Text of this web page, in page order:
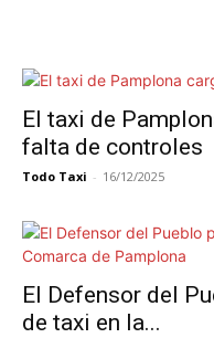
El taxi de
falta de controles
Todo Taxi - 16/12/2025
El Defensor del
de taxi en la...